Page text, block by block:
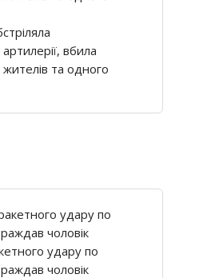
вбила
та одного
удару по
чоловік